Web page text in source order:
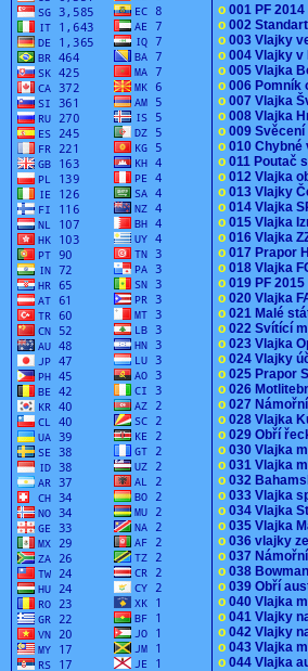
o 001 PF 2014
o 002
o 003 Vlajky
o 004 Vlajky v
o 005 Vlajka
o 006 Pomník
o 007 Vlajka
o 008 Vlajka
o 009
o 010
o 011 Poutač
o 012 Vlajka
o 013 Vlajky
o 014 Vlajka
o 015 Vlajka
o 016 Vlajka
o 017 Prapor
o 018 Vlajka
o 019 PF 2015
o 020 Vlajka
o 021 Malé
o 022 Svítící
o 023 Vlajka
o 024 Vlajky
o 025 Prapor
o 026
o 027
o 028 Vlajka
o 029 Obří
o 030 Vlajka
o 031 Vlajka
o 032
o 033 Vlajka
o 034 Vlajka
o 035 Vlajka
o 036 vlajky
o 037
o 038
o 039 Obří
o 040 Vlajka
o 041 Vlajky
o 042 Vlajky
o 043 Vlajka
o 044 Vlajka